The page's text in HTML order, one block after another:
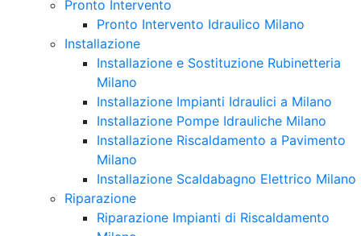
Pronto Intervento
Pronto Intervento Idraulico Milano
Installazione
Installazione e Sostituzione Rubinetteria
Milano
Installazione Impianti Idraulici a Milano
Installazione Pompe Idrauliche Milano
Installazione Riscaldamento a Pavimento
Milano
Installazione Scaldabagno Elettrico Milano
Riparazione
Riparazione Impianti di Riscaldamento